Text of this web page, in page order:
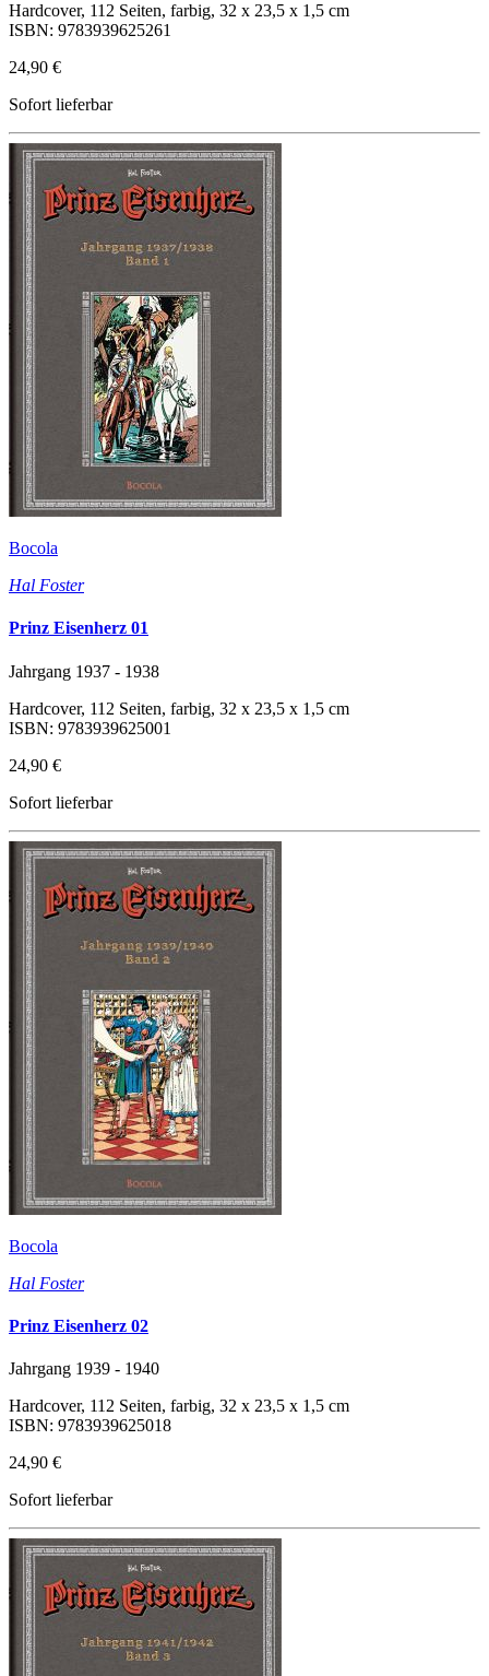
Hardcover, 112 Seiten, farbig, 32 x 23,5 x 1,5 cm
ISBN: 9783939625261
24,90 €
Sofort lieferbar
Bocola
Hal Foster
Prinz Eisenherz 01
Jahrgang 1937 - 1938
Hardcover, 112 Seiten, farbig, 32 x 23,5 x 1,5 cm
ISBN: 9783939625001
24,90 €
Sofort lieferbar
Bocola
Hal Foster
Prinz Eisenherz 02
Jahrgang 1939 - 1940
Hardcover, 112 Seiten, farbig, 32 x 23,5 x 1,5 cm
ISBN: 9783939625018
24,90 €
Sofort lieferbar